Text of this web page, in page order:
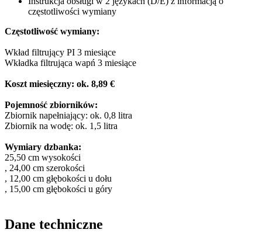
częstotliwości wymiany
Częstotliwość wymiany:
Wkład filtrujący PI 3 miesiące
Wkładka filtrująca wapń 3 miesiące
Koszt miesięczny: ok. 8,89 €
Pojemność zbiorników:
Zbiornik napełniający: ok. 0,8 litra
Zbiornik na wodę: ok. 1,5 litra
Wymiary dzbanka:
25,50 cm wysokości
, 24,00 cm szerokości
, 12,00 cm głębokości u dołu
, 15,00 cm głębokości u góry
Dane techniczne